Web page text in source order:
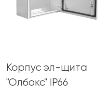
Корпус эл-щита
"Олбокс" IP66